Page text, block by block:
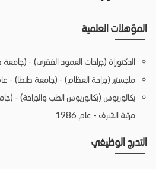
المؤهلات العلمية
الدكتوراة (جراحات العمود الفقرى) - (جامعة
ماجستير (جراحة العظام) - (جامعة طنطا) - عام
بكالوريوس (بكالوريوس الطب والجراحة) -
مرتبة الشرف - عام 1986
التدرج الوظيفي